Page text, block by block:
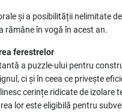
și a posibilității nelimitate
rămâne în vogă în acest an.
ferestrelor
a puzzle-ului pentru
ci și în ceea ce privește
cerințe ridicate de izolare
lor este eligibilă pentru